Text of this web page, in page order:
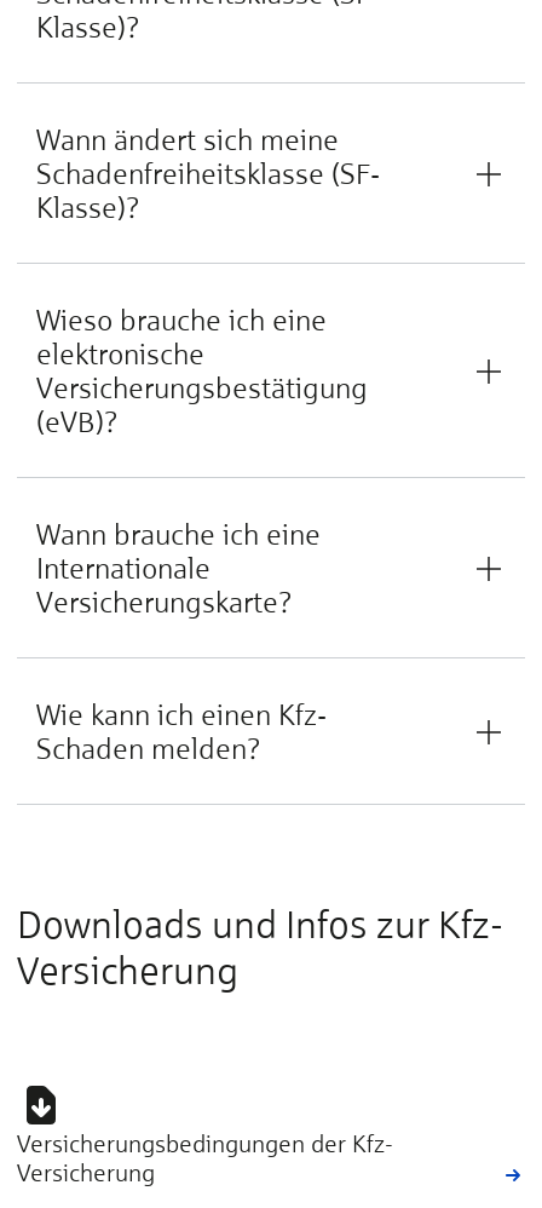
Klasse)?
Wann ändert sich meine
Schadenfreiheitsklasse (SF-
Klasse)?
Wieso brauche ich eine
elektronische
Versicherungsbestätigung
(eVB)?
Wann brauche ich eine
Internationale
Versicherungskarte?
Wie kann ich einen Kfz-
Schaden melden?
Downloads und Infos zur Kfz-
Versicherung
Versicherungsbedingungen der Kfz-
Versicherung